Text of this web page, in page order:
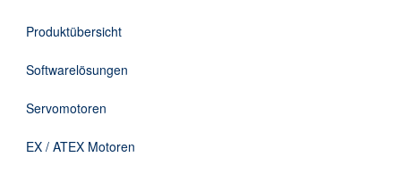
Applikationen
Informationen
Downloads
Kontakt
Produktübersicht
Softwarelösungen
Servomotoren
EX / ATEX Motoren